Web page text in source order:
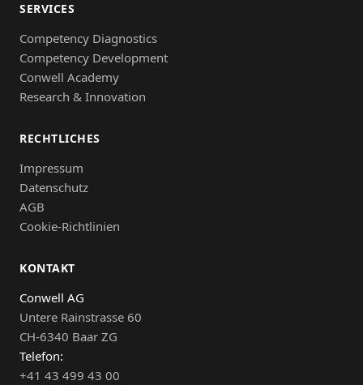
SERVICES
Competency Diagnostics
Competency Development
Conwell Academy
Research & Innovation
RECHTLICHES
Impressum
Datenschutz
AGB
Cookie-Richtlinien
KONTAKT
Conwell AG
Untere Rainstrasse 60
CH-6340 Baar ZG
Telefon:
+41 43 499 43 00